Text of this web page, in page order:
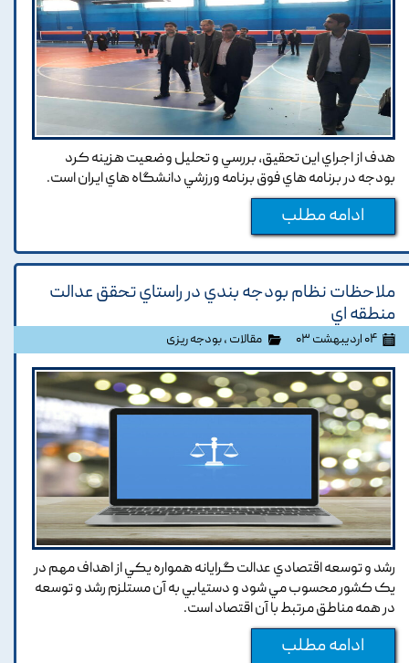
هدف از اجراي اين تحقيق, بررسي و تحليل وضعيت هزينه کرد
بودجه در برنامه هاي فوق برنامه ورزشي دانشگاه هاي ايران است.
ادامه مطلب
ملاحظات نظام بودجه بندي در راستاي تحقق عدالت
منطقه اي
۰۴ اردیبهشت ۰۳ مقالات ،بودجه ریزی
رشد و توسعه اقتصادي عدالت گرايانه همواره يکي از اهداف مهم در
يک کشور محسوب مي شود و دستيابي به آن مستلزم رشد و توسعه
در همه مناطق مرتبط با آن اقتصاد است.
ادامه مطلب